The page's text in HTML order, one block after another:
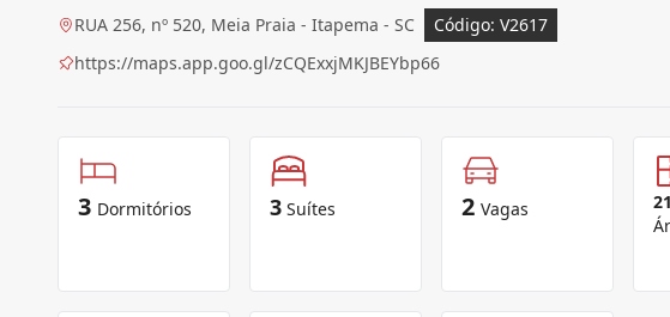
RUA 256, nº 520, Meia Praia - Itapema - SC
Código: V2617
https://maps.app.goo.gl/zCQExxjMKJBEYbp66
3 Dormitórios 3 Suítes 2 Vagas